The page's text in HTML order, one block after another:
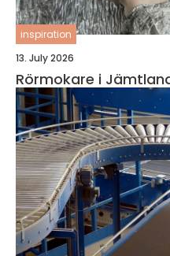
inspiration
13. July 2026
Rörmokare i